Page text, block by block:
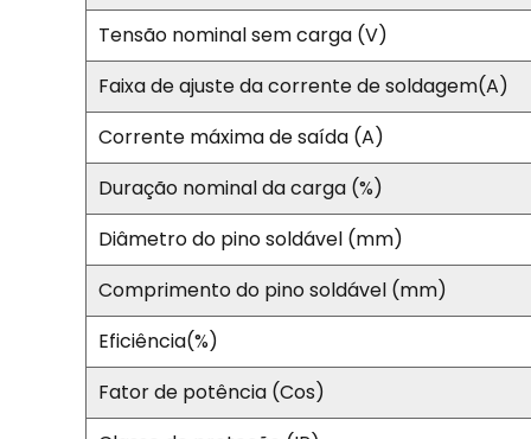
Tensão nominal sem carga (V)
Faixa de ajuste da corrente de soldagem(A)
Corrente máxima de saída (A)
Duração nominal da carga (%)
Diâmetro do pino soldável (mm)
Comprimento do pino soldável (mm)
Eficiência(%)
Fator de potência (Cos)